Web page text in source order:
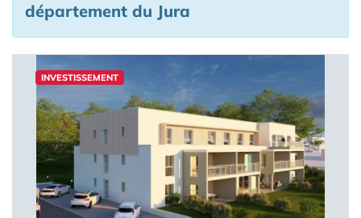
département du Jura
INVESTISSEMENT